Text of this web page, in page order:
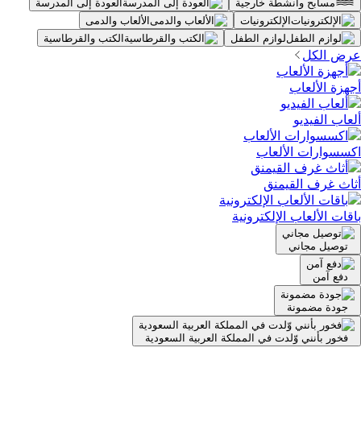
الإلكترونيات
الألعاب والدمى
لوازم الطفل
الكتب والقرطاسية
عرض الكل
أجهزة الألعاب
ألعاب الفيديو
اكسسوارات الألعاب
أثاث غرف القيمنق
باقات الألعاب الإلكترونية
توصيل مجاني
دفع آمن
جودة مضمونة
فخور بأنني وّلدت في المملكة العربية السعودية